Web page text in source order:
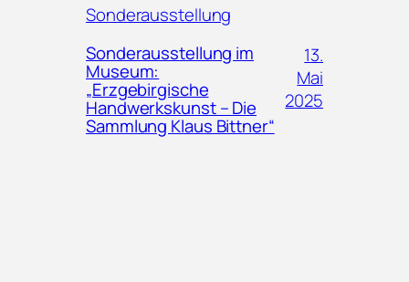
Sonderausstellung
Sonderausstellung im
Museum:
„Erzgebirgische
Handwerkskunst – Die
Sammlung Klaus Bittner“
13.
Mai
2025